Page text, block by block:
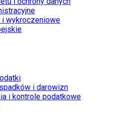
i wykroczeniowe
i darowizn
i kontrole podatkowe